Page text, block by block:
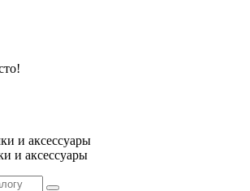
и аксессуары
и аксессуары